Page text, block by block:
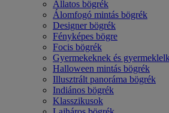
Állatos bögrék
Álomfogó mintás bögrék
Designer bögrék
Fényképes bögre
Focis bögrék
Gyermekeknek és
Halloween mintás bögrék
Illusztrált panoráma bögrék
Indiános bögrék
Klasszikusok